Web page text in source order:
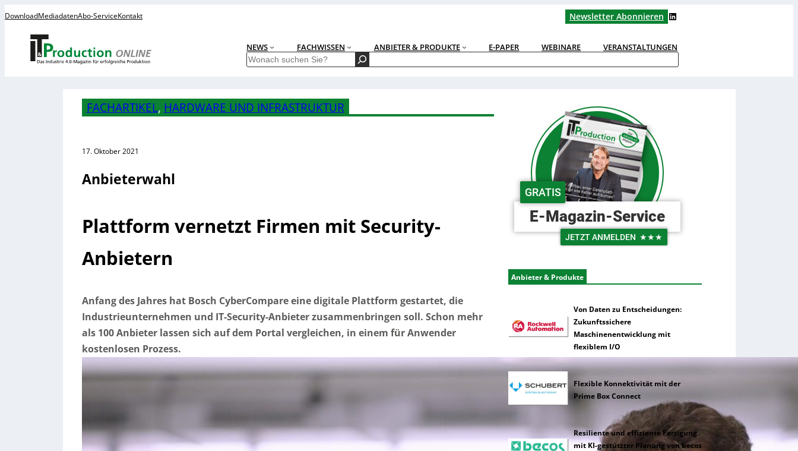
DownloadMediadatenAbo-ServiceKontakt Newsletter Abonnieren LinkedIn
NEWS FACHWISSEN ANBIETER & PRODUKTE E-PAPER WEBINARE VERANSTALTUNGEN
S
h
e
FACHARTIKEL, HARDWARE UND INFRASTRUKTUR
17. Oktober 2021
Anbieterwahl
Plattform vernetzt Firmen mit Security-
Anbietern
Anfang des Jahres hat Bosch CyberCompare eine digitale Plattform gestartet, die
Industrieunternehmen und IT-Security-Anbieter zusammenbringen soll. Schon mehr
als 100 Anbieter lassen sich auf dem Portal vergleichen, in einem für Anwender
kostenlosen Prozess.
GRATIS
E-Magazin-Service
JETZT ANMELDEN ★★★
Anbieter & Produkte
Von Daten zu Entscheidungen:
Zukunftssichere
Maschinenentwicklung mit
flexiblem I/O
Flexible Konnektivität mit der
Prime Box Connect
Resiliente und effiziente Fertigung
mit KI-gestützter Planung von becos